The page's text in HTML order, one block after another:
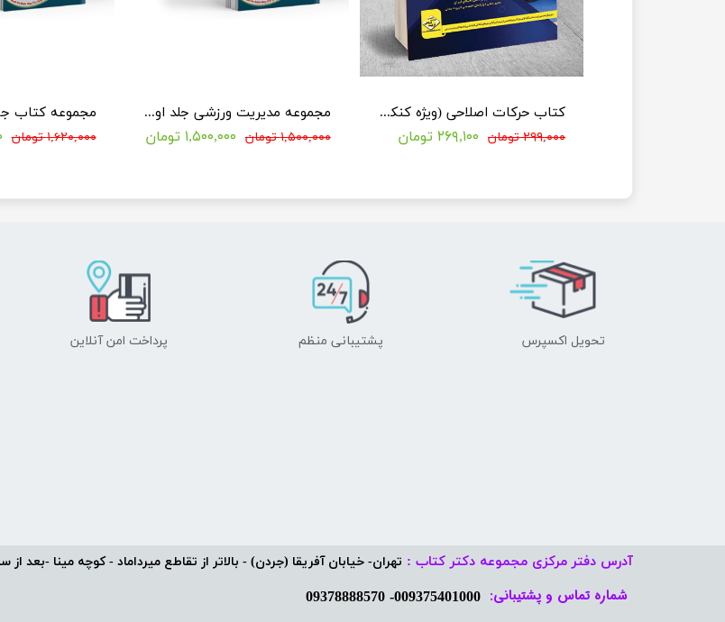
۱,۶۲۰,۰۰۰ تومان
مجموعه مدیریت ورزشی جلد اول و دوم (کتاب جامع دکتری)
۱,۵۰۰,۰۰۰ تومان ۱,۵۰۰,۰۰۰ تومان
کتاب حرکات اصلاحی (ویژه کنکور ارشد و دکتری)
۲۹۹,۰۰۰ تومان ۲۶۹,۱۰۰ تومان
009375401000- 09378888570​​​​​​​
آدرس دفتر مرکزی مجموعه دکتر کتاب : تهران- خیابان آفریقا (جردن) - بالاتر از تقاطع میرداماد - کوچه مینا -بعد از سفارت
شماره تماس و پشتیبانی: ​​​​​​​
تحویل اکسپرس پشتیبانی منظم پرداخت امن آنلاین